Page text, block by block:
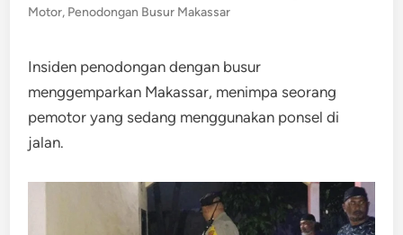
Motor, Penodongan Busur Makassar
Insiden penodongan dengan busur
menggemparkan Makassar, menimpa seorang
pemotor yang sedang menggunakan ponsel di
jalan.